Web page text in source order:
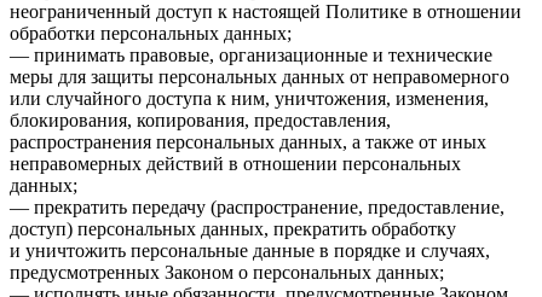
неограниченный доступ к настоящей Политике в отношении
обработки персональных данных;
— принимать правовые, организационные и технические
меры для защиты персональных данных от неправомерного
или случайного доступа к ним, уничтожения, изменения,
блокирования, копирования, предоставления,
распространения персональных данных, а также от иных
неправомерных действий в отношении персональных
данных;
— прекратить передачу (распространение, предоставление,
доступ) персональных данных, прекратить обработку
и уничтожить персональные данные в порядке и случаях,
предусмотренных Законом о персональных данных;